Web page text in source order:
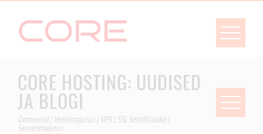
content
CORE HOSTING: UUDISED
JA BLOGI
Domeenid | Veebimajutus | VPS | SSL Sertifikaadid |
Serverimajutus